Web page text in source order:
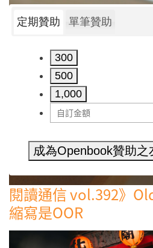
定期贊助 單筆贊助
300
500
1,000
成為Openbook贊助之
閱讀通信 vol.392》
縮寫是OOR